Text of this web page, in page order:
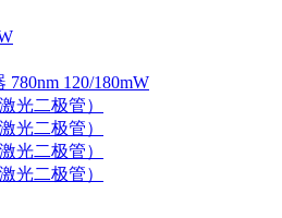
120/180mW
光二极管）
光二极管）
光二极管）
光二极管）